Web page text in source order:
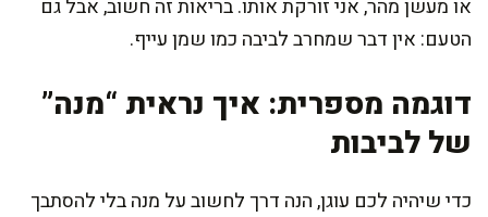
או מעשן מהר, אני זורקת אותו. בריאות זה חשוב, אבל גם
הטעם: אין דבר שמחרב לביבה כמו שמן עייף.
דוגמה מספרית: איך נראית “מנה”
של לביבות
כדי שיהיה לכם עוגן, הנה דרך לחשוב על מנה בלי להסתבך